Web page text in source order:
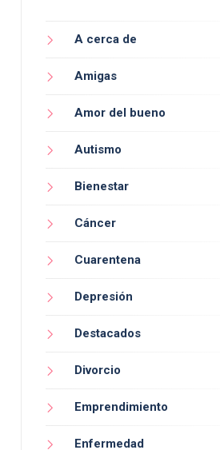
A cerca de
Amigas
Amor del bueno
Autismo
Bienestar
Cáncer
Cuarentena
Depresión
Destacados
Divorcio
Emprendimiento
Enfermedad